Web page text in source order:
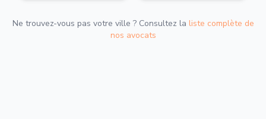
Ne trouvez-vous pas votre ville ? Consultez la liste complète de
nos avocats